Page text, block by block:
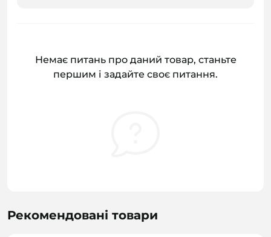
Немає питань про даний товар, станьте
першим і задайте своє питання.
Рекомендовані товари